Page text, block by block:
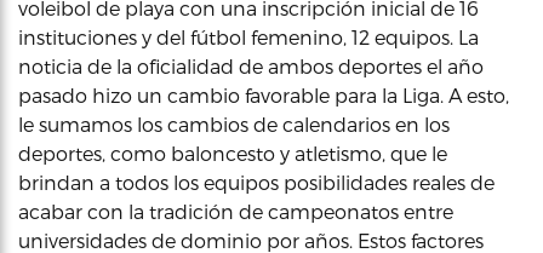
voleibol de playa con una inscripción inicial de 16
instituciones y del fútbol femenino, 12 equipos. La
noticia de la oficialidad de ambos deportes el año
pasado hizo un cambio favorable para la Liga. A esto,
le sumamos los cambios de calendarios en los
deportes, como baloncesto y atletismo, que le
brindan a todos los equipos posibilidades reales de
acabar con la tradición de campeonatos entre
universidades de dominio por años. Estos factores